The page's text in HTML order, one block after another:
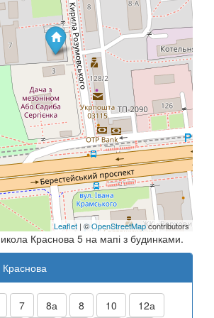
Leaflet | ©OpenStreetMapcontributors
Краснова 5 на мапі з будинками.
7 8а 8 10 12а